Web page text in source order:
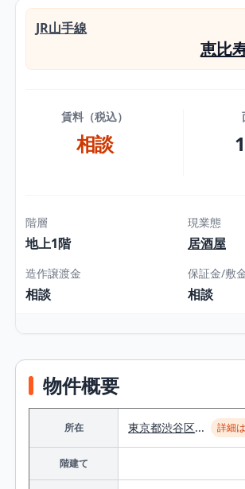
JR山手線
恵比
賃料（税込）
相談
階層
地上1階
現業態
居酒屋
造作譲渡金
相談
保証金/敷
相談
物件概要
所在 東京都渋谷区... 詳細
階建て